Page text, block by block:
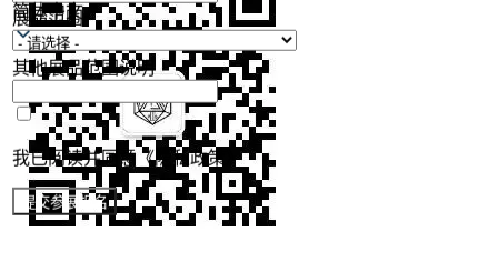
展品范围
其他展品范围说明
我已阅读并同意《隐私政策》
提交参展报名
简体中文